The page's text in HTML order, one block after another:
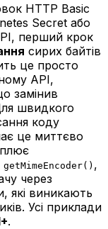
HTTP Basic
Secret або
перший крок
сирих байтів
це просто
API,
замінив
швидкого
коду
це миттєво
getMimeEncoder() ,
через
які виникають
Усі приклади
.